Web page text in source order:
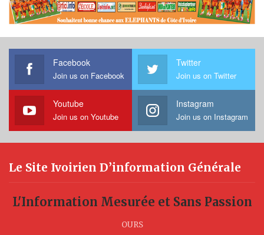
Facebook
Join us on Facebook
Twitter
Join us on Twitter
Youtube
Join us on Youtube
Instagram
Join us on Instagram
Le Site Ivoirien D’information Générale
L'Information Mesurée et Sans Passion
OURS